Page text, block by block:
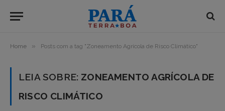
Home » Posts com a tag "Zoneamento Agrícola de Risco Climático"
LEIA SOBRE: ZONEAMENTO AGRÍCOLA DE
RISCO CLIMÁTICO